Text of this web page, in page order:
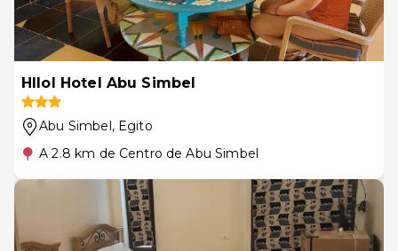
Hllol Hotel Abu Simbel
Abu Simbel, Egito
A 2.8 km de Centro de Abu Simbel